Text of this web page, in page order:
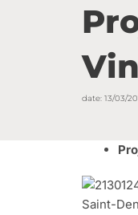
date: 13/03/
Saint-